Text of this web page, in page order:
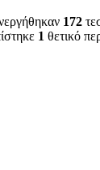
172
1 θετικό